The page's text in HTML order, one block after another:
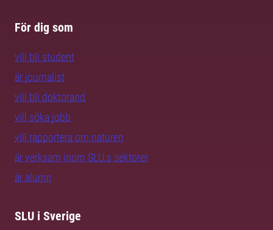
För dig som
vill bli student
är journalist
vill bli doktorand
vill söka jobb
vill rapportera om naturen
är verksam inom SLU:s sektorer
är alumn
SLU i Sverige